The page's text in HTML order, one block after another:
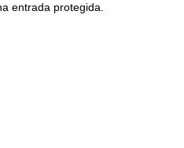
entrada protegida.